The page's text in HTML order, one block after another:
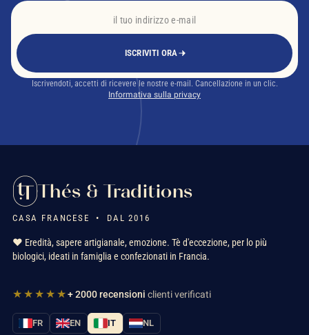
ISCRIVITI ORA
Iscrivendoti, accetti di ricevere le nostre e-mail. Cancellazione in un clic.
Informativa sulla privacy
Thés & Traditions
CASA FRANCESE • DAL 2016
❤️ Eredità, sapere artigianale, emozione. Tè d'eccezione, per lo più
biologici, ideati in famiglia e confezionati in Francia.
★★★★★+ 2000 recensioni clienti verificati
FR EN IT NL